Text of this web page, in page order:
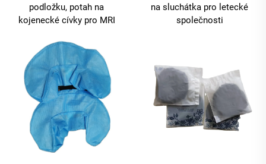
podložku, potah na
kojenecké cívky pro MRI
na sluchátka pro letecké
společnosti